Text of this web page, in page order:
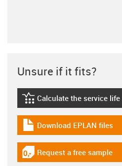
Unsure if it fits?
igus-icon-lebensdauerrechner
Calculate the service life
igus-icon-download-plan
Download EPLAN files
igus-icon-gratismuster
Request a free sample